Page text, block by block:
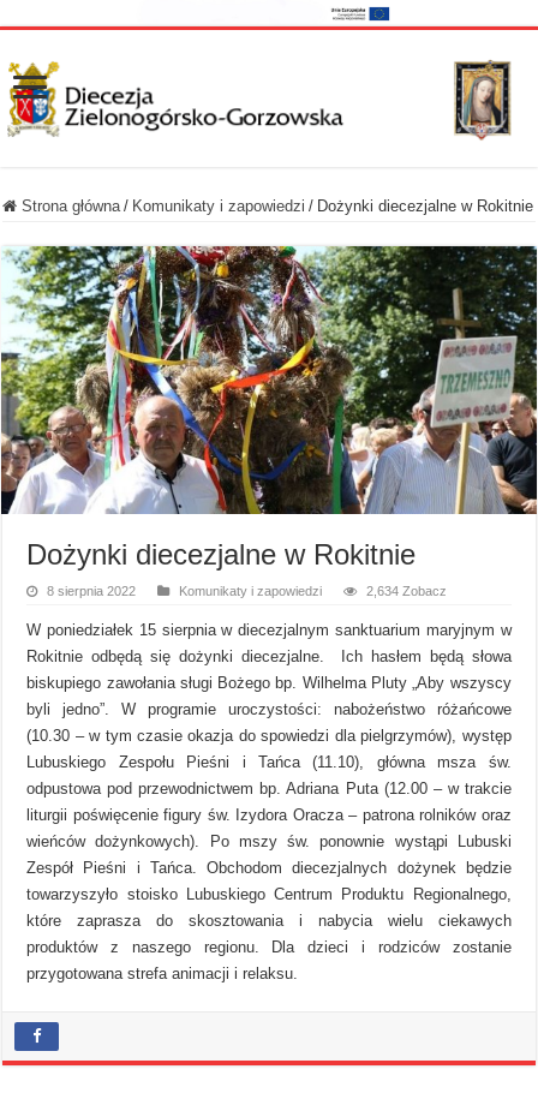
Strona główna / Komunikaty i zapowiedzi / Dożynki diecezjalne w Rokitnie
Dożynki diecezjalne w Rokitnie
8 sierpnia 2022 Komunikaty i zapowiedzi 2,634 Zobacz
W poniedziałek 15 sierpnia w diecezjalnym sanktuarium maryjnym w
Rokitnie odbędą się dożynki diecezjalne. Ich hasłem będą słowa
biskupiego zawołania sługi Bożego bp. Wilhelma Pluty „Aby wszyscy
byli jedno”. W programie uroczystości: nabożeństwo różańcowe
(10.30 – w tym czasie okazja do spowiedzi dla pielgrzymów), występ
Lubuskiego Zespołu Pieśni i Tańca (11.10), główna msza św.
odpustowa pod przewodnictwem bp. Adriana Puta (12.00 – w trakcie
liturgii poświęcenie figury św. Izydora Oracza – patrona rolników oraz
wieńców dożynkowych). Po mszy św. ponownie wystąpi Lubuski
Zespół Pieśni i Tańca. Obchodom diecezjalnych dożynek będzie
towarzyszyło stoisko Lubuskiego Centrum Produktu Regionalnego,
które zaprasza do skosztowania i nabycia wielu ciekawych
produktów z naszego regionu. Dla dzieci i rodziców zostanie
przygotowana strefa animacji i relaksu.